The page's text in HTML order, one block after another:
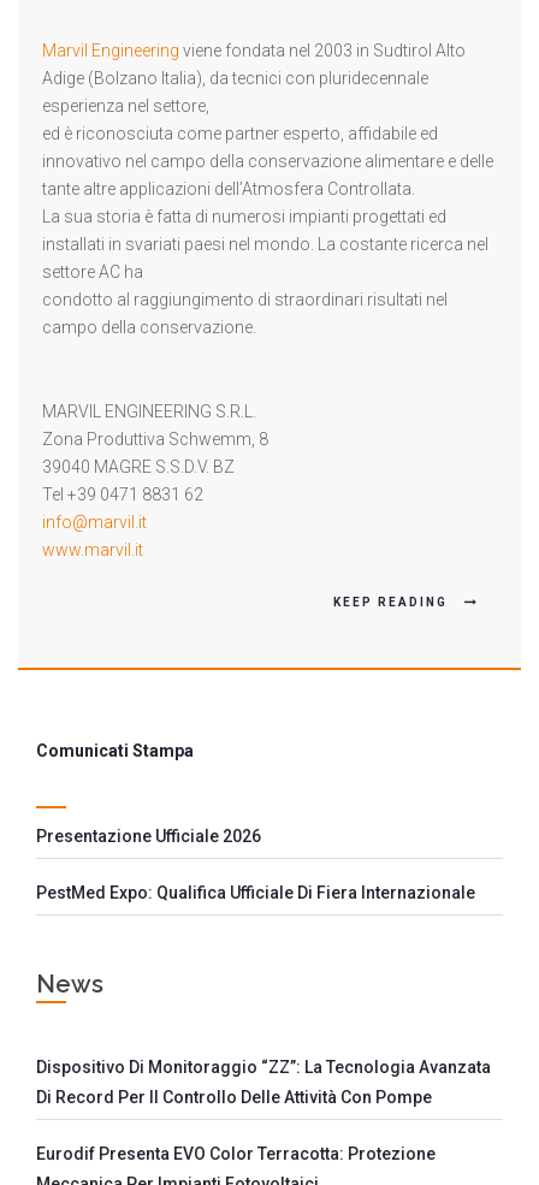
S.R.L.
Marvil Engineering viene fondata nel 2003 in Sudtirol Alto
Adige (Bolzano Italia), da tecnici con pluridecennale
esperienza nel settore,
ed è riconosciuta come partner esperto, affidabile ed
innovativo nel campo della conservazione alimentare e delle
tante altre applicazioni dell’Atmosfera Controllata.
La sua storia è fatta di numerosi impianti progettati ed
installati in svariati paesi nel mondo. La costante ricerca nel
settore AC ha
condotto al raggiungimento di straordinari risultati nel
campo della conservazione.
MARVIL ENGINEERING S.R.L.
Zona Produttiva Schwemm, 8
39040 MAGRE S.S.D.V. BZ
Tel +39 0471 8831 62
info@marvil.it
www.marvil.it
KEEP READING
Comunicati Stampa
Presentazione Ufficiale 2026
PestMed Expo: Qualifica Ufficiale Di Fiera Internazionale
News
Dispositivo Di Monitoraggio “ZZ”: La Tecnologia Avanzata
Di Record Per Il Controllo Delle Attività Con Pompe
Eurodif Presenta EVO Color Terracotta: Protezione